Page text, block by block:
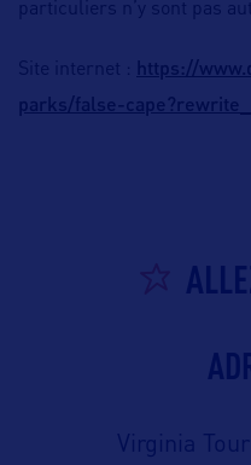
particuliers n’y sont pas
Site internet : https://
parks/false-
Virginia